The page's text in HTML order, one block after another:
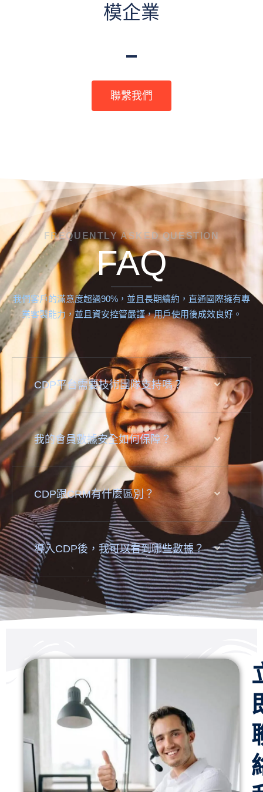
模企業
聯繫我們
FREQUENTLY ASKED QUESTION
FAQ
我們客戶的滿意度超過90%，並且長期續約，直通國際擁有專
業客製能力，並且資安控管嚴謹，用戶使用後成效良好。
CDP平台需要技術團隊支持嗎？
我的會員數據安全如何保障？
CDP跟CRM有什麼區別？
導入CDP後，我可以看到哪些數據？